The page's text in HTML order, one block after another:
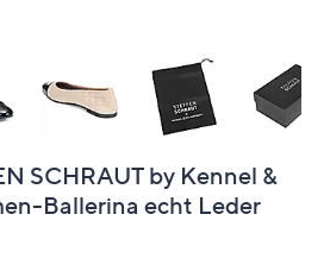
SCHRAUT by Kennel &
Ballerina echt Leder